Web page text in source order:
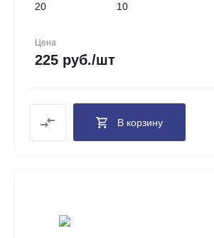
20 10
Цена
225 руб./шт
В корзину